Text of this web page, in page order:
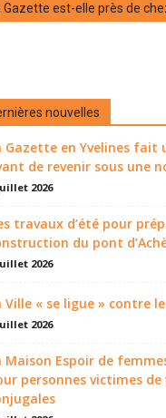
Gazette est-elle près de
nouvelles
Gazette en Yvelines fait
de revenir sous une
2026
travaux d’été pour
du pont
2026
Ville « se ligue » contre
2026
Maison Espoir de
personnes victimes de